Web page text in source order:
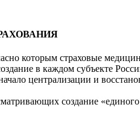
которым страховые
в каждом субъекте
централизации и
создание